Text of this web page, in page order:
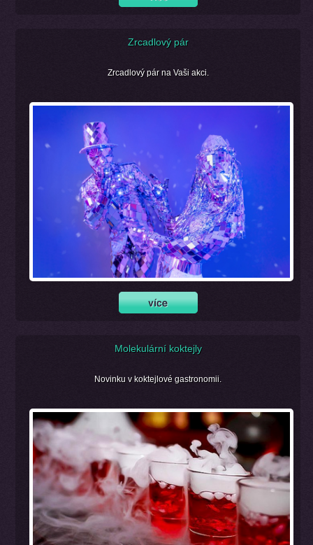
Zrcadlový pár
Zrcadlový pár na Vaši akci.
Molekulární koktejly
Novinku v koktejlové gastronomii.